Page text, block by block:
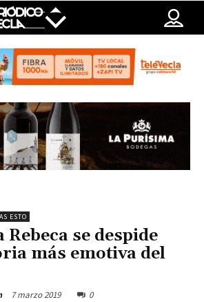
ESTO
Rebeca se despide
más emotiva del
7 marzo 2019 0